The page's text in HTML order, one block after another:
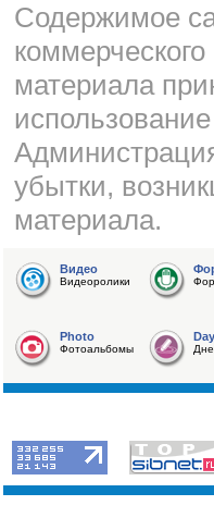
Cодержимое
материала
убытки,
материала.
Видео
Видеоролики
Photo
Фотоальбомы
Day